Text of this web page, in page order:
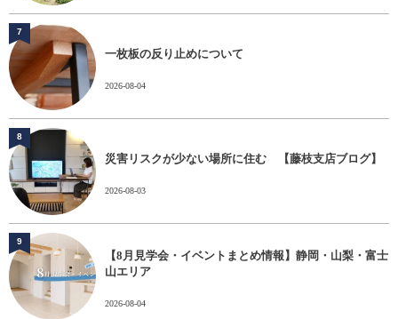
一枚板の反り止めについて
2026-08-04
7
災害リスクが少ない場所に住む 【藤枝支店ブログ】
2026-08-03
8
【8月見学会・イベントまとめ情報】静岡・山梨・富士
山エリア
2026-08-04
9